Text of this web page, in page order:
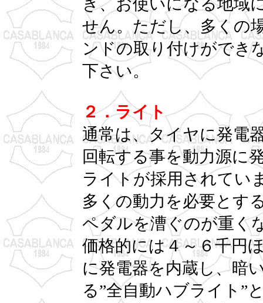
き、お使いになる地域
せん。ただし、多くの
ンドの取り付けができ
下さい。
２．ライト
通常は、タイヤに発電
回転する事を動力源に
ライトが採用されてい
多くの動力を必要とす
ペダルを漕ぐのが重く
価格的には４～６千円
に発電器を内蔵し、暗
る”全自動ハブライト”